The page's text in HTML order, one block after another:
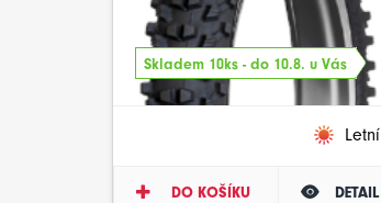
Skladem 10ks - do 10.8. u Vás
Letní
DO KOŠÍKU DETAIL